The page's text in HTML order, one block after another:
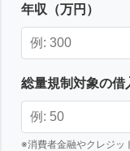
年収（万円）
総量規制対象の借
※消費者金融やクレジッ